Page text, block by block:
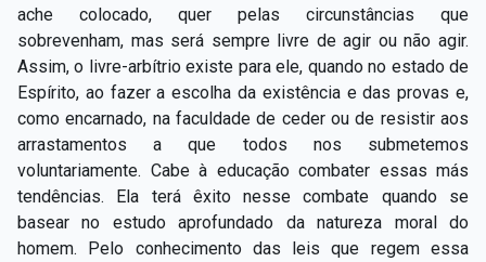
ache colocado, quer pelas circunstâncias que
sobrevenham, mas será sempre livre de agir ou não agir.
Assim, o livre-arbítrio existe para ele, quando no estado de
Espírito, ao fazer a escolha da existência e das provas e,
como encarnado, na faculdade de ceder ou de resistir aos
arrastamentos a que todos nos submetemos
voluntariamente. Cabe à educação combater essas más
tendências. Ela terá êxito nesse combate quando se
basear no estudo aprofundado da natureza moral do
homem. Pelo conhecimento das leis que regem essa